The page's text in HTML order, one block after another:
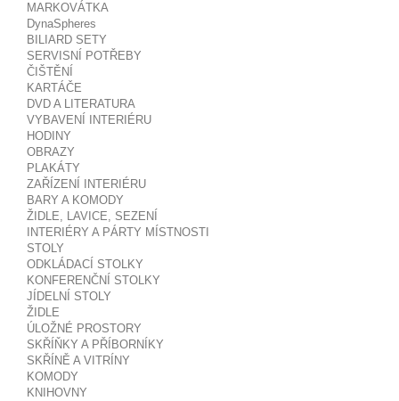
MARKOVÁTKA
DynaSpheres
BILIARD SETY
SERVISNÍ POTŘEBY
ČIŠTĚNÍ
KARTÁČE
DVD A LITERATURA
VYBAVENÍ INTERIÉRU
HODINY
OBRAZY
PLAKÁTY
ZAŘÍZENÍ INTERIÉRU
BARY A KOMODY
ŽIDLE, LAVICE, SEZENÍ
INTERIÉRY A PÁRTY MÍSTNOSTI
STOLY
ODKLÁDACÍ STOLKY
KONFERENČNÍ STOLKY
JÍDELNÍ STOLY
ŽIDLE
ÚLOŽNÉ PROSTORY
SKŘÍŇKY A PŘÍBORNÍKY
SKŘÍNĚ A VITRÍNY
KOMODY
KNIHOVNY